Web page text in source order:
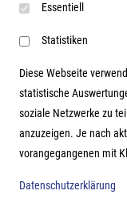
AGB
Adresse
Hutter Trade GmbH
Bgm.-Landmann-
Essentiell
Statistiken
Diese Webseite
statistische
soziale Netzwerke zu
anzuzeigen. Je nach
vorangegangenen mit
Datenschutzerklärung